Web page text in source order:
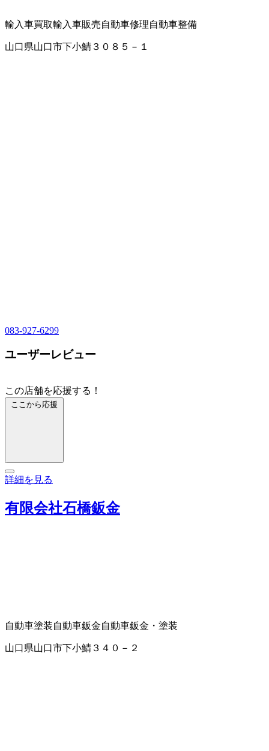
輸入車買取輸入車販売自動車修理自動車整備
山口県山口市下小鯖３０８５－１
083-927-6299
ユーザーレビュー
この店舗を応援する！
ここから応援
詳細を見る
有限会社石橋鈑金
自動車塗装自動車鈑金自動車鈑金・塗装
山口県山口市下小鯖３４０－２